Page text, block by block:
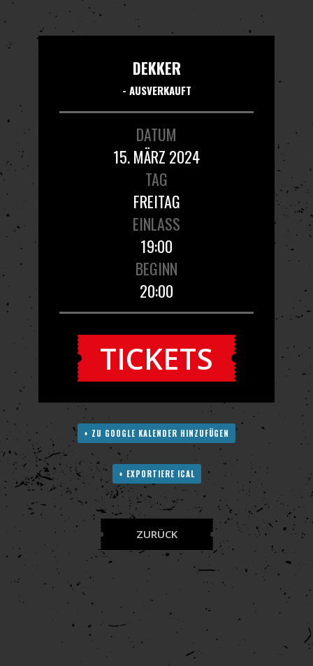
DEKKER
- AUSVERKAUFT
DATUM
15. MÄRZ 2024
TAG
FREITAG
EINLASS
19:00
BEGINN
20:00
TICKETS
+ ZU GOOGLE KALENDER HINZUFÜGEN
+ EXPORTIERE ICAL
ZURÜCK